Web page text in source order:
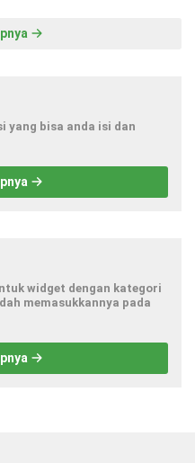
yang bisa anda isi dan
widget dengan kategori
memasukkannya pada